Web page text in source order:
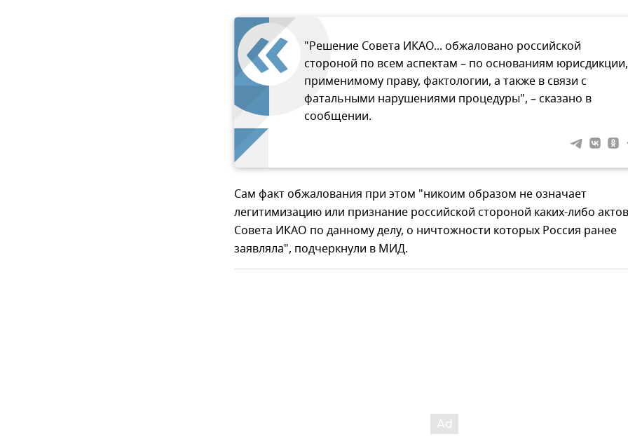
"Решение Совета ИКАО... обжаловано российской
стороной по всем аспектам – по основаниям юрисдикции,
применимому праву, фактологии, а также в связи с
фатальными нарушениями процедуры", – сказано в
сообщении.
Сам факт обжалования при этом "никоим образом не означает
легитимизацию или признание российской стороной каких-либо актов
Совета ИКАО по данному делу, о ничтожности которых Россия ранее
заявляла", подчеркнули в МИД.